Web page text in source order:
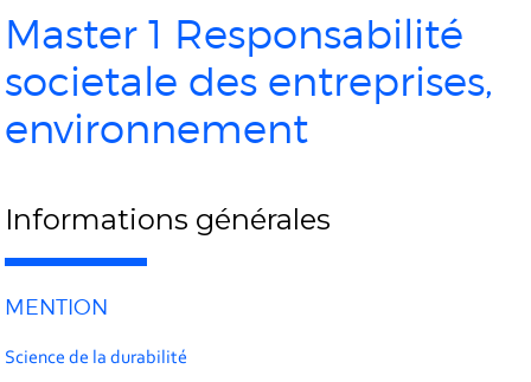
Master 1 Responsabilité
societale des entreprises,
environnement
Informations générales
MENTION
Science de la durabilité